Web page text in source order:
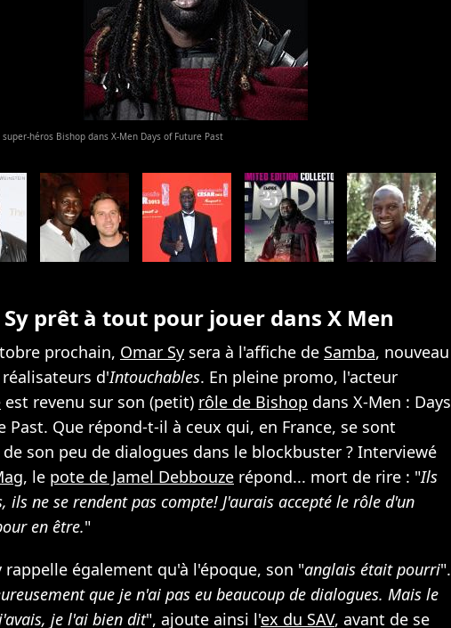
héros Bishop dans X-Men Days of Future Past
prêt à tout pour jouer dans X Men
prochain, Omar Sy sera à l'affiche de Samba, nouveau
d'Intouchables. En pleine promo, l'acteur
est revenu sur son (petit) rôle de Bishop dans X-Men : Days
Past. Que répond-t-il à ceux qui, en France, se sont
son peu de dialogues dans le blockbuster ? Interviewé
, le pote de Jamel Debbouze répond... mort de rire : "Ils
ils ne se rendent pas compte! J'aurais accepté le rôle d'un
en être."
rappelle également qu'à l'époque, son "anglais était pourri".
que je n'ai pas eu beaucoup de dialogues. Mais le
je l'ai bien dit", ajoute ainsi l'ex du SAV, avant de se